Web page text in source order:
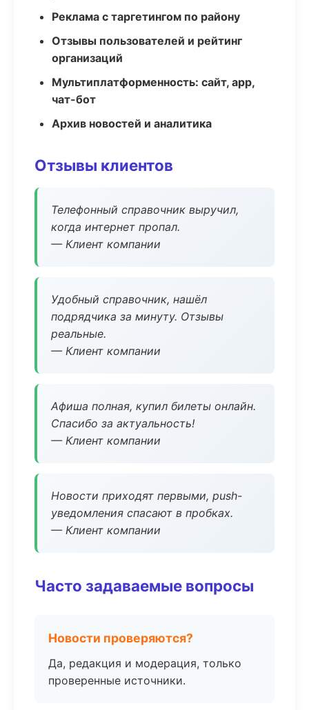
Реклама с таргетингом по району
Отзывы пользователей и рейтинг
организаций
Мультиплатформенность: сайт, app,
чат-бот
Архив новостей и аналитика
Отзывы клиентов
Телефонный справочник выручил,
когда интернет пропал.
— Клиент компании
Удобный справочник, нашёл
подрядчика за минуту. Отзывы
реальные.
— Клиент компании
Афиша полная, купил билеты онлайн.
Спасибо за актуальность!
— Клиент компании
Новости приходят первыми, push-
уведомления спасают в пробках.
— Клиент компании
Часто задаваемые вопросы
Новости проверяются?
Да, редакция и модерация, только
проверенные источники.